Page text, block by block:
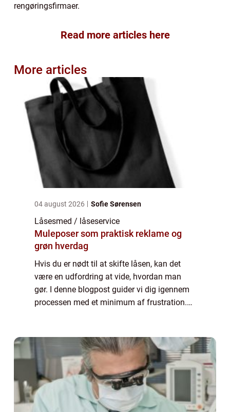
rengøringsfirmaer.
Read more articles here
More articles
04 august 2026 Sofie Sørensen
Låsesmed / låseservice
Muleposer som praktisk reklame og
grøn hverdag
Hvis du er nødt til at skifte låsen, kan det
være en udfordring at vide, hvordan man
gør. I denne blogpost guider vi dig igennem
processen med et minimum af frustration.